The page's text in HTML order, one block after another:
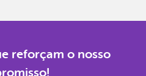
reforçam o nosso